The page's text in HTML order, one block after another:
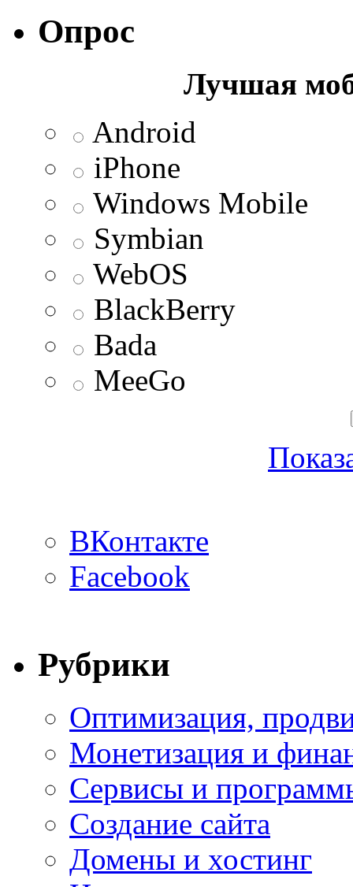
Опрос
Лучшая
Android
iPhone
Windows Mobile
Symbian
WebOS
BlackBerry
Bada
MeeGo
ВКонтакте
Facebook
Рубрики
Оптимизация,
Монетизация и
Сервисы и
Создание сайта
Домены и хостинг